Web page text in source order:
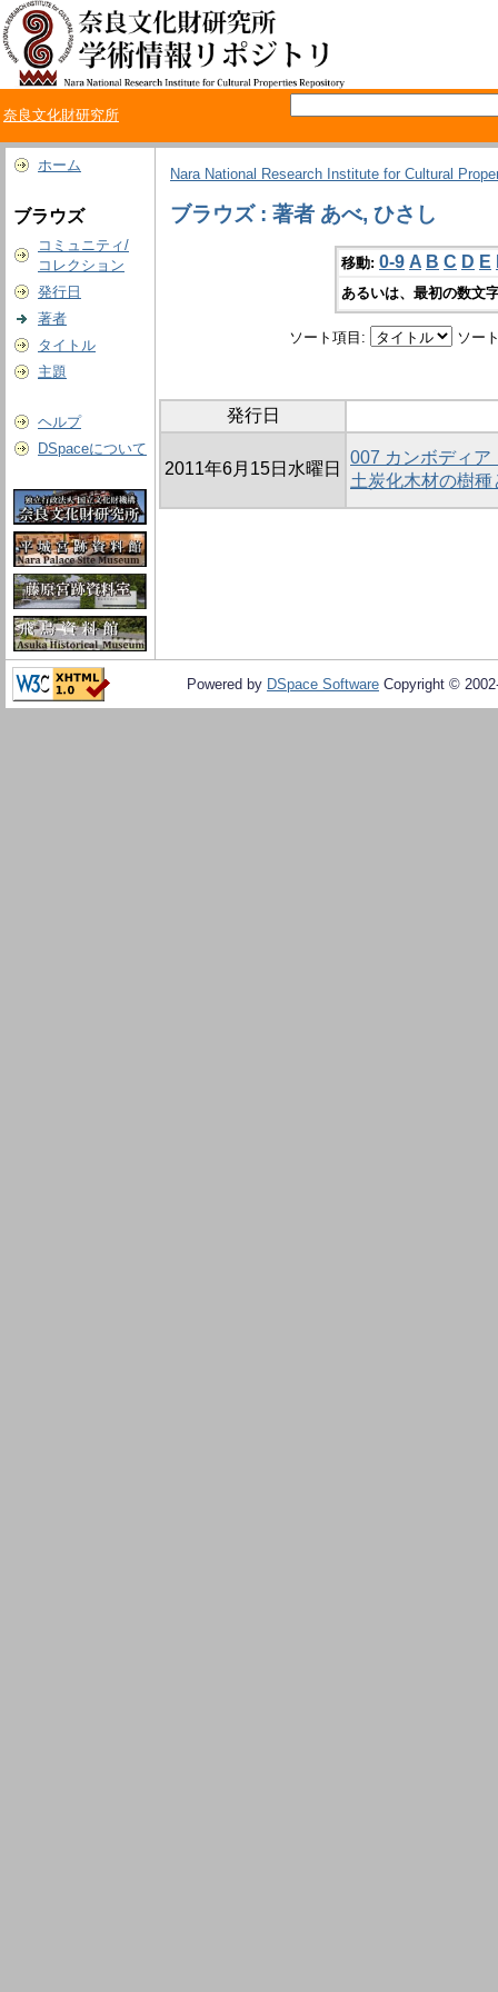
奈良文化財研究所
ホーム
ブラウズ
コミュニティ/
コレクション
発行日
著者
タイトル
主題
ヘルプ
DSpaceについて
Nara National Research Institute for Cultural
ブラウズ : 著者 あべ, ひさし
移動: 0-9 A B C D E
あるいは、最初の数文
ソート項目: ソー
発行日
2011年6月15日水曜日
007 カンボディア
土炭化木材の樹種
Powered by DSpace Software Copyright ©